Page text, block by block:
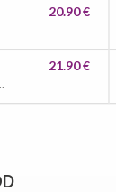
20.90 €
Parfumée Au Safran
21.90 €